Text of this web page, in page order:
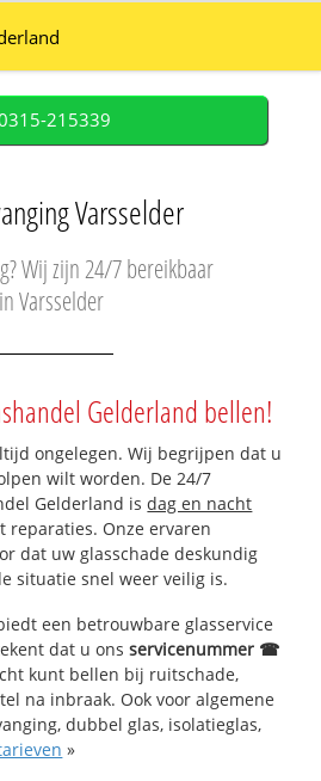
215339
Varsselder
Wij zijn 24/7 bereikbaar
in Varsselder
Gelderland bellen!
ongelegen. Wij begrijpen dat u
wilt worden. De 24/7
Gelderland isdag en nacht
reparaties. Onze ervaren
dat uw glasschade deskundig
situatie snel weer veilig is.
een betrouwbare glasservice
dat u onsservicenummer ☎
kunt bellen bij ruitschade,
na inbraak. Ook voor algemene
dubbel glas, isolatieglas,
»